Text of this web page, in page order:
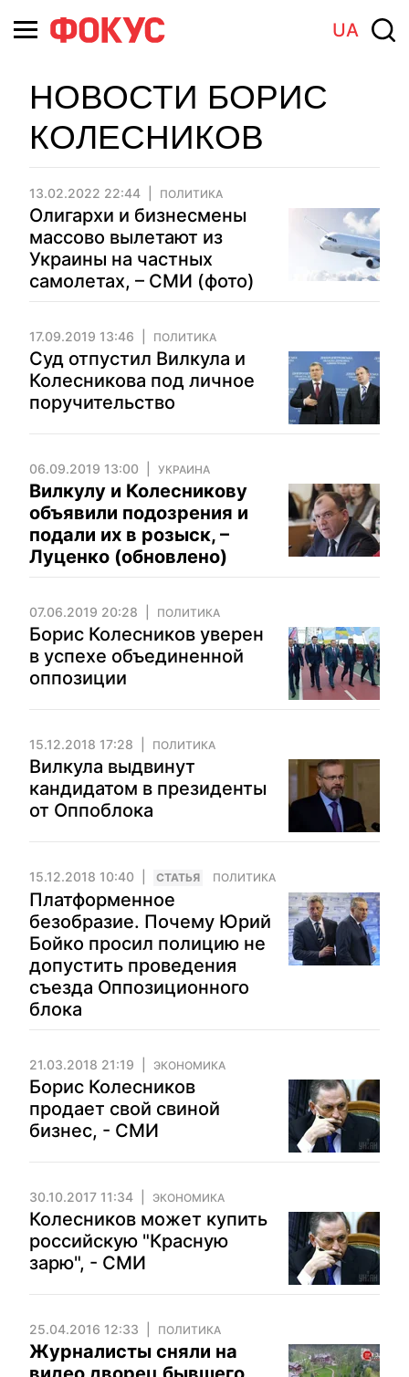
UA
НОВОСТИ БОРИС
КОЛЕСНИКОВ
13.02.2022 22:44 ПОЛИТИКА
Олигархи и бизнесмены
массово вылетают из
Украины на частных
самолетах, – СМИ (фото)
17.09.2019 13:46 ПОЛИТИКА
Суд отпустил Вилкула и
Колесникова под личное
поручительство
06.09.2019 13:00 УКРАИНА
Вилкулу и Колесникову
объявили подозрения и
подали их в розыск, –
Луценко (обновлено)
07.06.2019 20:28 ПОЛИТИКА
Борис Колесников уверен
в успехе объединенной
оппозиции
15.12.2018 17:28 ПОЛИТИКА
Вилкула выдвинут
кандидатом в президенты
от Оппоблока
15.12.2018 10:40 CТАТЬЯ ПОЛИТИКА
Платформенное
безобразие. Почему Юрий
Бойко просил полицию не
допустить проведения
съезда Оппозиционного
блока
21.03.2018 21:19 ЭКОНОМИКА
Борис Колесников
продает свой свиной
бизнес, - СМИ
30.10.2017 11:34 ЭКОНОМИКА
Колесников может купить
российскую "Красную
зарю", - СМИ
25.04.2016 12:33 ПОЛИТИКА
Журналисты сняли на